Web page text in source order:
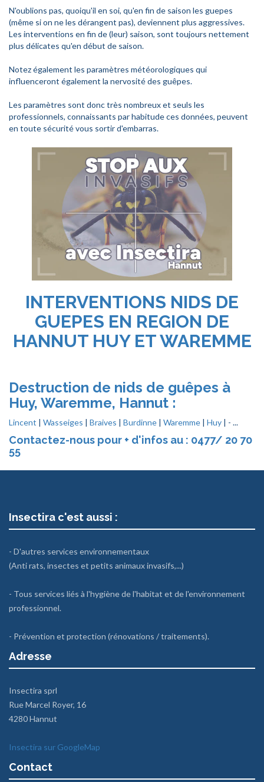
N'oublions pas, quoiqu'il en soi, qu'en fin de saison les guepes
(même si on ne les dérangent pas), deviennent plus aggressives.
Les interventions en fin de (leur) saison, sont toujours nettement
plus délicates qu'en début de saison.
Notez également les paramètres météorologiques qui
influenceront également la nervosité des guêpes.
Les paramètres sont donc très nombreux et seuls les
professionnels, connaissants par habitude ces données, peuvent
en toute sécurité vous sortir d'embarras.
INTERVENTIONS NIDS DE
GUEPES EN REGION DE
HANNUT HUY ET WAREMME
Destruction de nids de guêpes à
Huy, Waremme, Hannut :
Lincent | Wasseiges | Braives | Burdinne | Waremme | Huy | - ...
Contactez-nous pour + d'infos au : 0477/ 20 70
55
Insectira c'est aussi :
- D'autres services environnementaux
(Anti rats, insectes et petits animaux invasifs,...)
- Tous services liés à l'hygiène de l'habitat et de l'environnement
professionnel.
- Prévention et protection (rénovations / traitements).
Adresse
Insectira sprl
Rue Marcel Royer, 16
4280 Hannut
Insectira sur GoogleMap
Contact